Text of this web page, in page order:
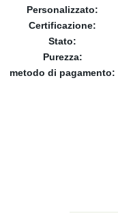
Personalizzato:
Certificazione:
Stato:
Purezza:
metodo di pagamento: